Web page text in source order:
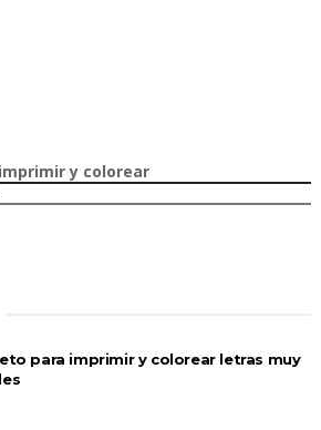
y colorear
para imprimir y colorear letras muy